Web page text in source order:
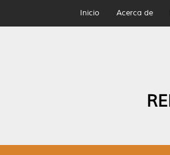
Inicio Acerca de